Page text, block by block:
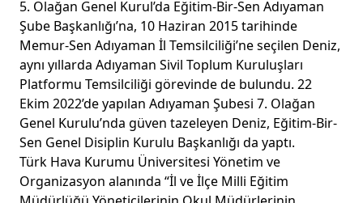
5. Olağan Genel Kurul’da Eğitim-Bir-Sen Adıyaman
Şube Başkanlığı’na, 10 Haziran 2015 tarihinde
Memur-Sen Adıyaman İl Temsilciliği’ne seçilen Deniz,
aynı yıllarda Adıyaman Sivil Toplum Kuruluşları
Platformu Temsilciliği görevinde de bulundu. 22
Ekim 2022’de yapılan Adıyaman Şubesi 7. Olağan
Genel Kurulu’nda güven tazeleyen Deniz, Eğitim-Bir-
Sen Genel Disiplin Kurulu Başkanlığı da yaptı.
Türk Hava Kurumu Üniversitesi Yönetim ve
Organizasyon alanında “İl ve İlçe Milli Eğitim